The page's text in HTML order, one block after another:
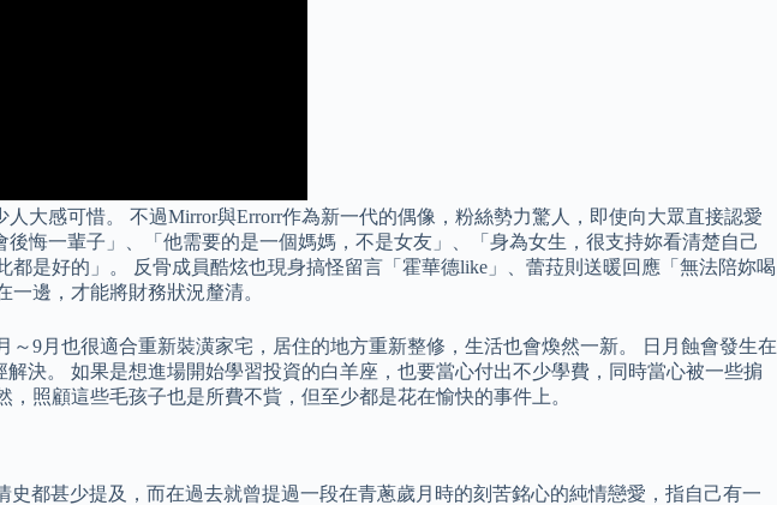
大感可惜。 不過Mirror與Errorr作為新一代的偶像，粉絲勢力驚人，即使向大眾直接認愛
悔一輩子」、「他需要的是一個媽媽，不是女友」、「身為女生，很支持妳看清楚自己
是好的」。 反骨成員酷炫也現身搞怪留言「霍華德like」、蕾菈則送暖回應「無法陪妳喝
邊，才能將財務狀況釐清。
9月也很適合重新裝潢家宅，居住的地方重新整修，生活也會煥然一新。 日月蝕會發生在
決。 如果是想進場開始學習投資的白羊座，也要當心付出不少學費，同時當心被一些掮
照顧這些毛孩子也是所費不貲，但至少都是花在愉快的事件上。
都甚少提及，而在過去就曾提過一段在青蔥歲月時的刻苦銘心的純情戀愛，指自己有一